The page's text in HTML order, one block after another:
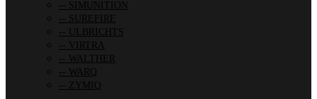
SIMUNITION
SUREFIRE
ULBRICHTS
VIRTRA
WALTHER
WARQ
ZYMIQ